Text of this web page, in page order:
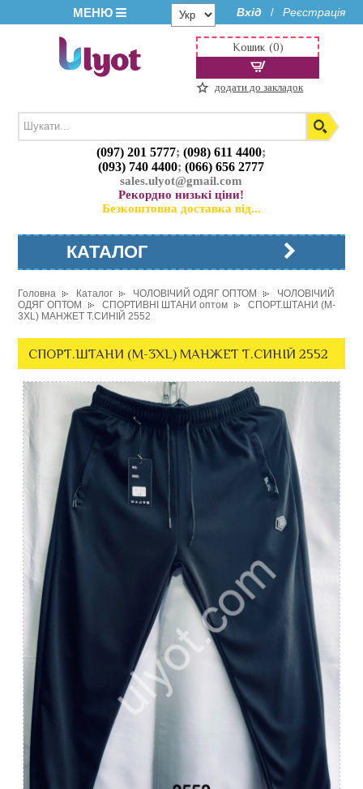
МЕНЮ Вхід / Реєстрація
(097) 201 5777;(098) 611 4400;
(093) 740 4400;(066) 656 2777
sales.ulyot@gmail.com
Рекордно низькі ціни!
Безкоштовна доставка від...
Кошик (0)
додати до закладок
КАТАЛОГ
Головна Каталог ЧОЛОВІЧИЙ ОДЯГ ОПТОМ
ЧОЛОВІЧИЙ
ОДЯГ ОПТОМ
СПОРТИВНІ ШТАНИ оптом
СПОРТ.ШТАНИ (M-
3XL) МАНЖЕТ Т.СИНІЙ 2552
СПОРТ.ШТАНИ (M-3XL) МАНЖЕТ Т.СИНІЙ 2552